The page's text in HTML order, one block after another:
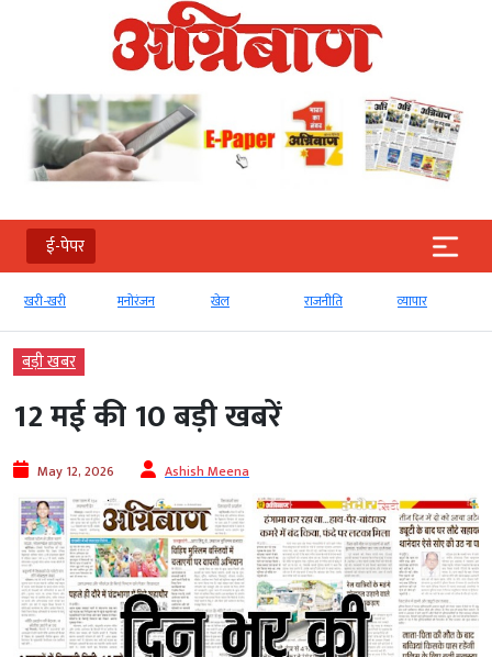
ई-पेपर
मनोरंजन खेल राजनीति व्‍यापार टेक्‍नोलॉजी
बड़ी खबर
12 मई की 10 बड़ी खबरें
May 12, 2026 Ashish Meena